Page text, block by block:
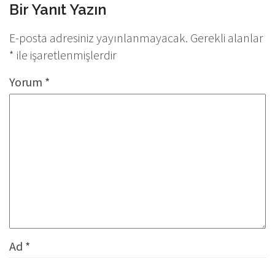
Bir Yanıt Yazın
E-posta adresiniz yayınlanmayacak. Gerekli alanlar
* ile işaretlenmişlerdir
Yorum *
Ad *